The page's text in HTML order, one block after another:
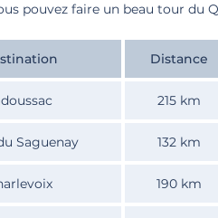
pouvez faire un beau tour du
Distance
215 km
Saguenay 132 km
190 km